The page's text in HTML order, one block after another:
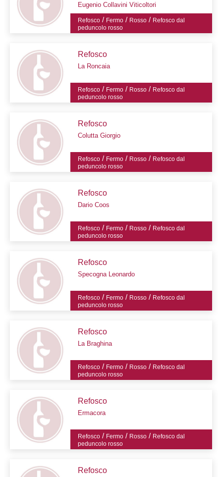
Eugenio Collavini Viticoltori
Refosco / Fermo / Rosso / Refosco dal
peduncolo rosso
Refosco
La Roncaia
Refosco / Fermo / Rosso / Refosco dal
peduncolo rosso
Refosco
Colutta Giorgio
Refosco / Fermo / Rosso / Refosco dal
peduncolo rosso
Refosco
Dario Coos
Refosco / Fermo / Rosso / Refosco dal
peduncolo rosso
Refosco
Specogna Leonardo
Refosco / Fermo / Rosso / Refosco dal
peduncolo rosso
Refosco
La Braghina
Refosco / Fermo / Rosso / Refosco dal
peduncolo rosso
Refosco
Ermacora
Refosco / Fermo / Rosso / Refosco dal
peduncolo rosso
Refosco